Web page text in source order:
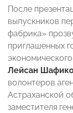
После
выпускников
фабрика»
приглашенных
Лейсан
волонтеров
Астраханской
заместителя